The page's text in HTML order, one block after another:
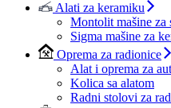
Alati za keramiku
Montolit mašine za
Sigma mašine za
Oprema za radionice
Alat i oprema za
Kolica sa alatom
Radni stolovi za